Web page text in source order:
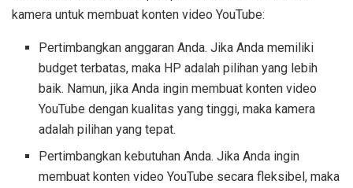
kamera untuk membuat konten video YouTube:
Pertimbangkan anggaran Anda. Jika Anda memiliki
budget terbatas, maka HP adalah pilihan yang lebih
baik. Namun, jika Anda ingin membuat konten video
YouTube dengan kualitas yang tinggi, maka kamera
adalah pilihan yang tepat.
Pertimbangkan kebutuhan Anda. Jika Anda ingin
membuat konten video YouTube secara fleksibel, maka